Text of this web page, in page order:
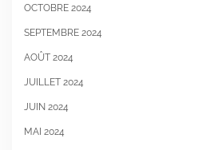
OCTOBRE 2024
SEPTEMBRE 2024
AOÛT 2024
JUILLET 2024
JUIN 2024
MAI 2024